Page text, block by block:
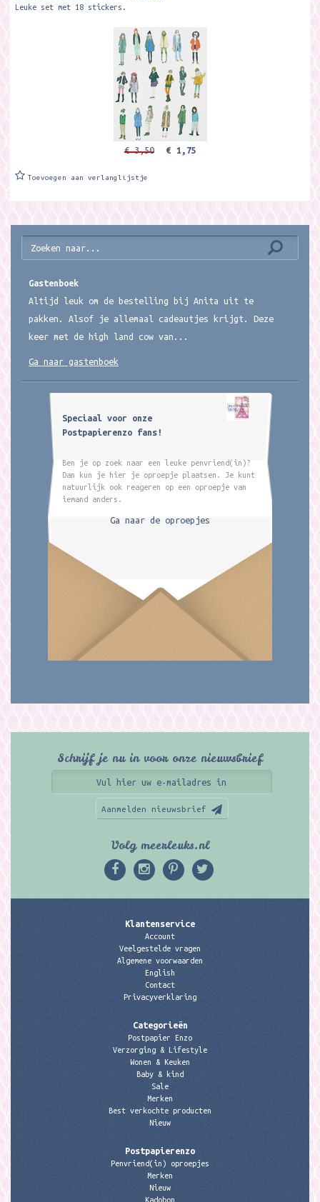
Leuke set met 18 stickers.
€ 3,50 € 1,75
Toevoegen aan verlanglijstje
Gastenboek
Altijd leuk om de bestelling bij Anita uit te
pakken. Alsof je allemaal cadeautjes krijgt. Deze
keer met de high land cow van...
Ga naar gastenboek
Speciaal voor onze
Postpapierenzo fans!
Ben je op zoek naar een leuke penvriend(in)?
Dan kun je hier je oproepje plaatsen. Je kunt
natuurlijk ook reageren op een oproepje van
iemand anders.
Ga naar de oproepjes
Schrijf je nu in voor onze nieuwsbrief
Aanmelden nieuwsbrief
Volg meerleuks.nl
Klantenservice
Account
Veelgestelde vragen
Algemene voorwaarden
English
Contact
Privacyverklaring
Categorieën
Postpapier Enzo
Verzorging & Lifestyle
Wonen & Keuken
Baby & kind
Sale
Merken
Best verkochte producten
Nieuw
Postpapierenzo
Penvriend(in) oproepjes
Merken
Nieuw
Kadobon